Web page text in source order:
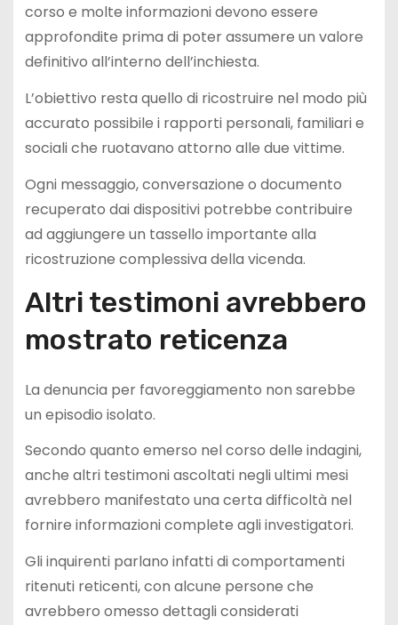
corso e molte informazioni devono essere
approfondite prima di poter assumere un valore
definitivo all’interno dell’inchiesta.
L’obiettivo resta quello di ricostruire nel modo più
accurato possibile i rapporti personali, familiari e
sociali che ruotavano attorno alle due vittime.
Ogni messaggio, conversazione o documento
recuperato dai dispositivi potrebbe contribuire
ad aggiungere un tassello importante alla
ricostruzione complessiva della vicenda.
Altri testimoni avrebbero
mostrato reticenza
La denuncia per favoreggiamento non sarebbe
un episodio isolato.
Secondo quanto emerso nel corso delle indagini,
anche altri testimoni ascoltati negli ultimi mesi
avrebbero manifestato una certa difficoltà nel
fornire informazioni complete agli investigatori.
Gli inquirenti parlano infatti di comportamenti
ritenuti reticenti, con alcune persone che
avrebbero omesso dettagli considerati